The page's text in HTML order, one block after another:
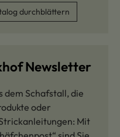
durchblättern
Newsletter
dem Schafstall, die
oder
Mit